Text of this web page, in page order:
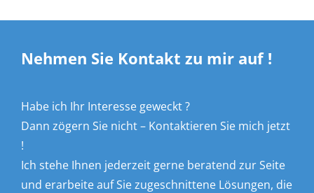
Nehmen Sie Kontakt zu mir auf !
Habe ich Ihr Interesse geweckt ?
Dann zögern Sie nicht – Kontaktieren Sie mich jetzt
!
Ich stehe Ihnen jederzeit gerne beratend zur Seite
und erarbeite auf Sie zugeschnittene Lösungen, die